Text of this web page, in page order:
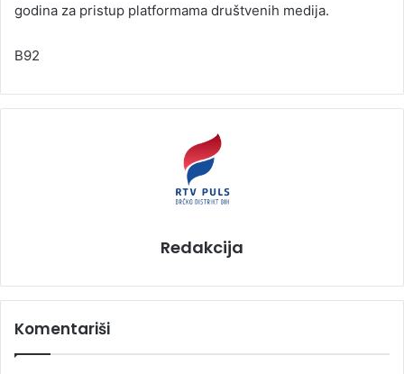
godina za pristup platformama društvenih medija.
B92
Redakcija
Komentariši